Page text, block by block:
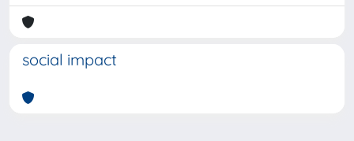
social impact